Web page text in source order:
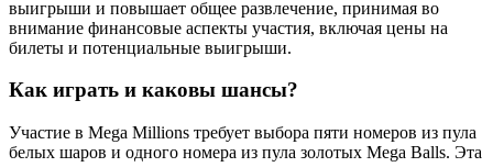
выигрыши и повышает общее развлечение, принимая во
внимание финансовые аспекты участия, включая цены на
билеты и потенциальные выигрыши.
Как играть и каковы шансы?
Участие в Mega Millions требует выбора пяти номеров из пула
белых шаров и одного номера из пула золотых Mega Balls. Эта